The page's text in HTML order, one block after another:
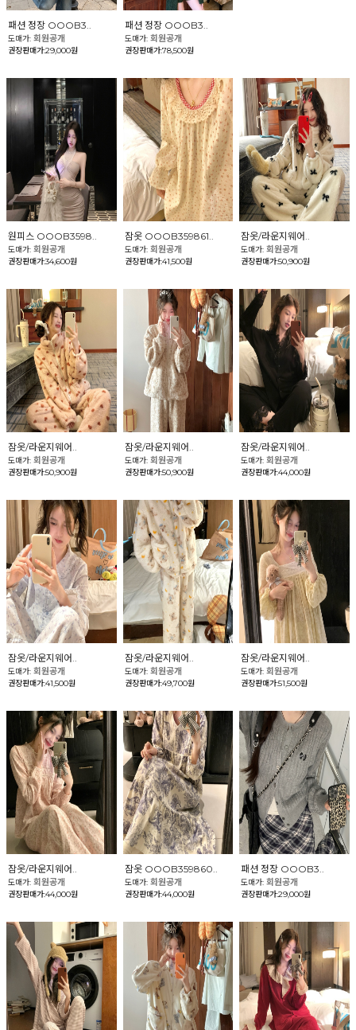
패션 정장 OOOB3..
도매가: 회원공개
권장판매가:29,000원
패션 정장 OOOB3..
도매가: 회원공개
권장판매가:78,500원
원피스 OOOB3598..
도매가: 회원공개
권장판매가:34,600원
잠옷 OOOB359861..
도매가: 회원공개
권장판매가:41,500원
잠옷/라운지웨어..
도매가:회원공개
권장판매가:50,900원
잠옷/라운지웨어..
도매가: 회원공개
권장판매가:50,900원
잠옷/라운지웨어..
도매가: 회원공개
권장판매가:50,900원
잠옷/라운지웨어..
도매가:회원공개
권장판매가:44,000원
잠옷/라운지웨어..
도매가: 회원공개
권장판매가:41,500원
잠옷/라운지웨어..
도매가: 회원공개
권장판매가:49,700원
잠옷/라운지웨어..
도매가:회원공개
권장판매가:51,500원
잠옷/라운지웨어..
도매가: 회원공개
권장판매가:44,000원
잠옷 OOOB359860..
도매가: 회원공개
권장판매가:44,000원
패션 정장 OOOB3..
도매가:회원공개
권장판매가:29,000원